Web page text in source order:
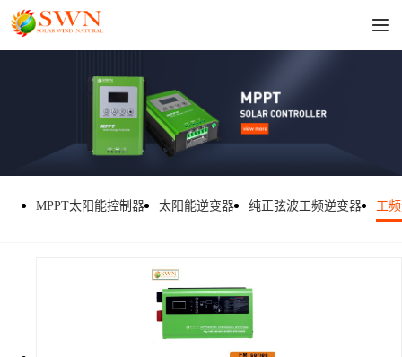
MPPT太阳能控制器 太阳能逆变器 纯正弦波工频逆变器 工